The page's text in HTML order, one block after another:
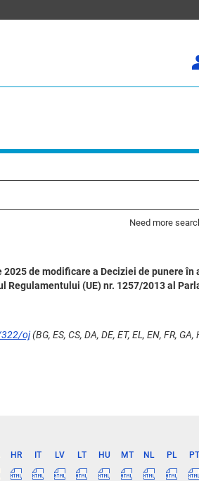
Need more
de modificare a Deciziei de punere în
(UE) nr. 1257/2013 al
oj(BG, ES, CS, DA, DE, ET, EL, EN, FR, GA,
HR IT LV LT HU MT NL PL PT